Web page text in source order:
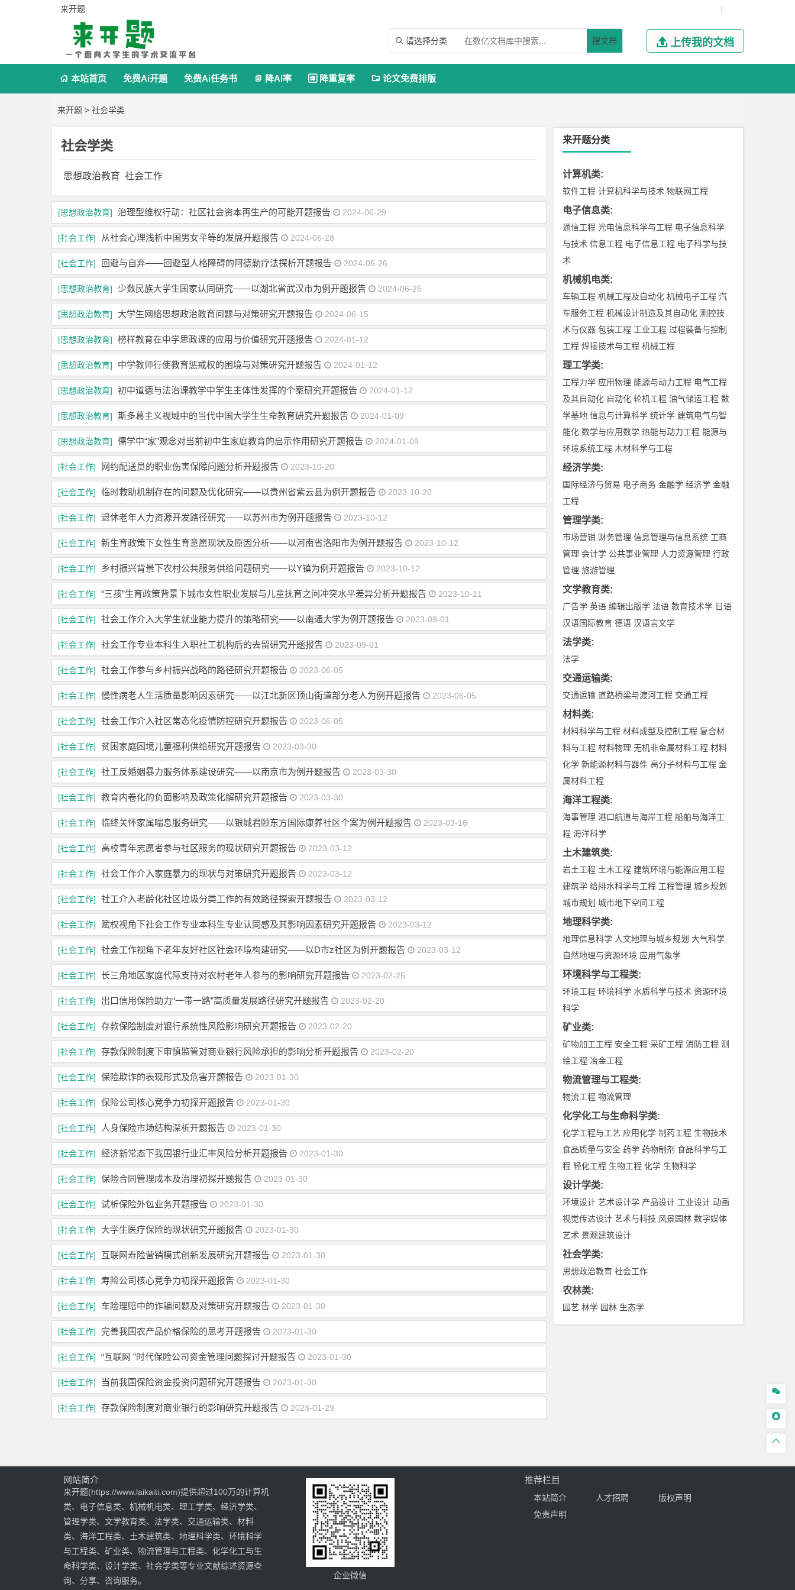
来开题 |
 请选择分类 搜文档  上传我的文档
 本站首页 免费Ai开题 免费Ai任务书  降AI率  降重复率  论文免费排版
来开题 > 社会学类
社会学类
思想政治教育 社会工作
[思想政治教育] 治理型维权行动：社区社会资本再生产的可能开题报告 2024-06-29
[社会工作] 从社会心理浅析中国男女平等的发展开题报告 2024-06-28
[社会工作] 回避与自弃——回避型人格障碍的阿德勒疗法探析开题报告 2024-06-26
[思想政治教育] 少数民族大学生国家认同研究——以湖北省武汉市为例开题报告 2024-06-26
[思想政治教育] 大学生网络思想政治教育问题与对策研究开题报告 2024-06-15
[思想政治教育] 榜样教育在中学思政课的应用与价值研究开题报告 2024-01-12
[思想政治教育] 中学教师行使教育惩戒权的困境与对策研究开题报告 2024-01-12
[思想政治教育] 初中道德与法治课教学中学生主体性发挥的个案研究开题报告 2024-01-12
[思想政治教育] 斯多葛主义视域中的当代中国大学生生命教育研究开题报告 2024-01-09
[思想政治教育] 儒学中“家”观念对当前初中生家庭教育的启示作用研究开题报告 2024-01-09
[社会工作] 网约配送员的职业伤害保障问题分析开题报告 2023-10-20
[社会工作] 临时救助机制存在的问题及优化研究——以贵州省紫云县为例开题报告 2023-10-20
[社会工作] 退休老年人力资源开发路径研究——以苏州市为例开题报告 2023-10-12
[社会工作] 新生育政策下女性生育意愿现状及原因分析——以河南省洛阳市为例开题报告 2023-10-12
[社会工作] 乡村振兴背景下农村公共服务供给问题研究——以Y镇为例开题报告 2023-10-12
[社会工作] “三孩”生育政策背景下城市女性职业发展与儿童抚育之间冲突水平差异分析开题报告 2023-10-11
[社会工作] 社会工作介入大学生就业能力提升的策略研究——以南通大学为例开题报告 2023-09-01
[社会工作] 社会工作专业本科生入职社工机构后的去留研究开题报告 2023-09-01
[社会工作] 社会工作参与乡村振兴战略的路径研究开题报告 2023-06-05
[社会工作] 慢性病老人生活质量影响因素研究——以江北新区顶山街道部分老人为例开题报告 2023-06-05
[社会工作] 社会工作介入社区常态化疫情防控研究开题报告 2023-06-05
[社会工作] 贫困家庭困境儿童福利供给研究开题报告 2023-03-30
[社会工作] 社工反婚姻暴力服务体系建设研究——以南京市为例开题报告 2023-03-30
[社会工作] 教育内卷化的负面影响及政策化解研究开题报告 2023-03-30
[社会工作] 临终关怀家属喘息服务研究——以银城君颐东方国际康养社区个案为例开题报告 2023-03-16
[社会工作] 高校青年志愿者参与社区服务的现状研究开题报告 2023-03-12
[社会工作] 社会工作介入家庭暴力的现状与对策研究开题报告 2023-03-12
[社会工作] 社工介入老龄化社区垃圾分类工作的有效路径探索开题报告 2023-03-12
[社会工作] 赋权视角下社会工作专业本科生专业认同感及其影响因素研究开题报告 2023-03-12
[社会工作] 社会工作视角下老年友好社区社会环境构建研究——以D市z社区为例开题报告 2023-03-12
[社会工作] 长三角地区家庭代际支持对农村老年人参与的影响研究开题报告 2023-02-25
[社会工作] 出口信用保险助力“一带一路”高质量发展路径研究开题报告 2023-02-20
[社会工作] 存款保险制度对银行系统性风险影响研究开题报告 2023-02-20
[社会工作] 存款保险制度下审慎监管对商业银行风险承担的影响分析开题报告 2023-02-20
[社会工作] 保险欺诈的表现形式及危害开题报告 2023-01-30
[社会工作] 保险公司核心竞争力初探开题报告 2023-01-30
[社会工作] 人身保险市场结构深析开题报告 2023-01-30
[社会工作] 经济新常态下我国银行业汇率风险分析开题报告 2023-01-30
[社会工作] 保险合同管理成本及治理初探开题报告 2023-01-30
[社会工作] 试析保险外包业务开题报告 2023-01-30
[社会工作] 大学生医疗保险的现状研究开题报告 2023-01-30
[社会工作] 互联网寿险营销模式创新发展研究开题报告 2023-01-30
[社会工作] 寿险公司核心竞争力初探开题报告 2023-01-30
[社会工作] 车险理赔中的诈骗问题及对策研究开题报告 2023-01-30
[社会工作] 完善我国农产品价格保险的思考开题报告 2023-01-30
[社会工作] “互联网 ”时代保险公司资金管理问题探讨开题报告 2023-01-30
[社会工作] 当前我国保险资金投资问题研究开题报告 2023-01-30
[社会工作] 存款保险制度对商业银行的影响研究开题报告 2023-01-29
来开题分类
计算机类:
软件工程 计算机科学与技术 物联网工程
电子信息类:
通信工程 光电信息科学与工程 电子信息科学
与技术 信息工程 电子信息工程 电子科学与技
术
机械机电类:
车辆工程 机械工程及自动化 机械电子工程 汽
车服务工程 机械设计制造及其自动化 测控技
术与仪器 包装工程 工业工程 过程装备与控制
工程 焊接技术与工程 机械工程
理工学类:
工程力学 应用物理 能源与动力工程 电气工程
及其自动化 自动化 轮机工程 油气储运工程 数
学基地 信息与计算科学 统计学 建筑电气与智
能化 数学与应用数学 热能与动力工程 能源与
环境系统工程 木材科学与工程
经济学类:
国际经济与贸易 电子商务 金融学 经济学 金融
工程
管理学类:
市场营销 财务管理 信息管理与信息系统 工商
管理 会计学 公共事业管理 人力资源管理 行政
管理 旅游管理
文学教育类:
广告学 英语 编辑出版学 法语 教育技术学 日语
汉语国际教育 德语 汉语言文学
法学类:
法学
交通运输类:
交通运输 道路桥梁与渡河工程 交通工程
材料类:
材料科学与工程 材料成型及控制工程 复合材
料与工程 材料物理 无机非金属材料工程 材料
化学 新能源材料与器件 高分子材料与工程 金
属材料工程
海洋工程类:
海事管理 港口航道与海岸工程 船舶与海洋工
程 海洋科学
土木建筑类:
岩土工程 土木工程 建筑环境与能源应用工程
建筑学 给排水科学与工程 工程管理 城乡规划
城市规划 城市地下空间工程
地理科学类:
地理信息科学 人文地理与城乡规划 大气科学
自然地理与资源环境 应用气象学
环境科学与工程类:
环境工程 环境科学 水质科学与技术 资源环境
科学
矿业类:
矿物加工工程 安全工程 采矿工程 消防工程 测
绘工程 冶金工程
物流管理与工程类:
物流工程 物流管理
化学化工与生命科学类:
化学工程与工艺 应用化学 制药工程 生物技术
食品质量与安全 药学 药物制剂 食品科学与工
程 轻化工程 生物工程 化学 生物科学
设计学类:
环境设计 艺术设计学 产品设计 工业设计 动画
视觉传达设计 艺术与科技 风景园林 数字媒体
艺术 景观建筑设计
社会学类:
思想政治教育 社会工作
农林类:
园艺 林学 园林 生态学



网站简介
来开题(https://www.laikaiti.com)提供超过100万的计算机
类、电子信息类、机械机电类、理工学类、经济学类、
管理学类、文学教育类、法学类、交通运输类、材料
类、海洋工程类、土木建筑类、地理科学类、环境科学
与工程类、矿业类、物流管理与工程类、化学化工与生
命科学类、设计学类、社会学类等专业文献综述资源查
询、分享、咨询服务。
企业微信
推荐栏目
本站简介 人才招聘
版权声明
免责声明